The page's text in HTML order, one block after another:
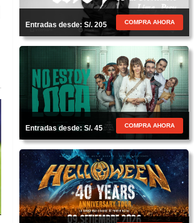
Entradas desde: S/. 205 COMPRA AHORA
Entradas desde: S/. 45 COMPRA AHORA